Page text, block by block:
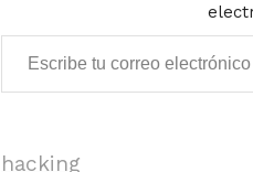
Escribe tu correo electrónico…
hacking